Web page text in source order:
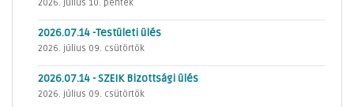
2026. július 10. péntek
2026.07.14 -Testületi ülés
2026. július 09. csütörtök
2026.07.14 - SZEIK Bizottsági ülés
2026. július 09. csütörtök